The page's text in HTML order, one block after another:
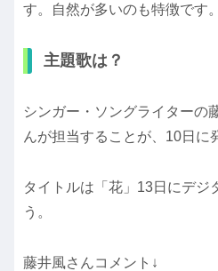
す。自然が多いのも特徴です。
主題歌は？
シンガー・ソングライターの
んが担当することが、10日に
タイトルは「花」13日にデジ
う。
藤井風さんコメント↓